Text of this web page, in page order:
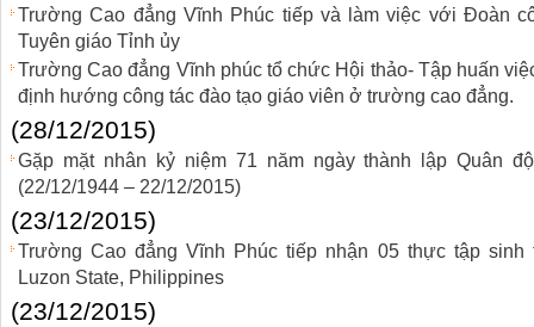
Trường Cao đẳng Vĩnh Phúc tiếp và làm việc với Đoàn
Tuyên giáo Tỉnh ủy
Trường Cao đẳng Vĩnh phúc tổ chức Hội thảo- Tập huấn
định hướng công tác đào tạo giáo viên ở trường cao đẳng.
(28/12/2015)
Gặp mặt nhân kỷ niệm 71 năm ngày thành lập Quân
(22/12/1944 – 22/12/2015)
(23/12/2015)
Trường Cao đẳng Vĩnh Phúc tiếp nhận 05 thực tập sinh
Luzon State, Philippines
(23/12/2015)